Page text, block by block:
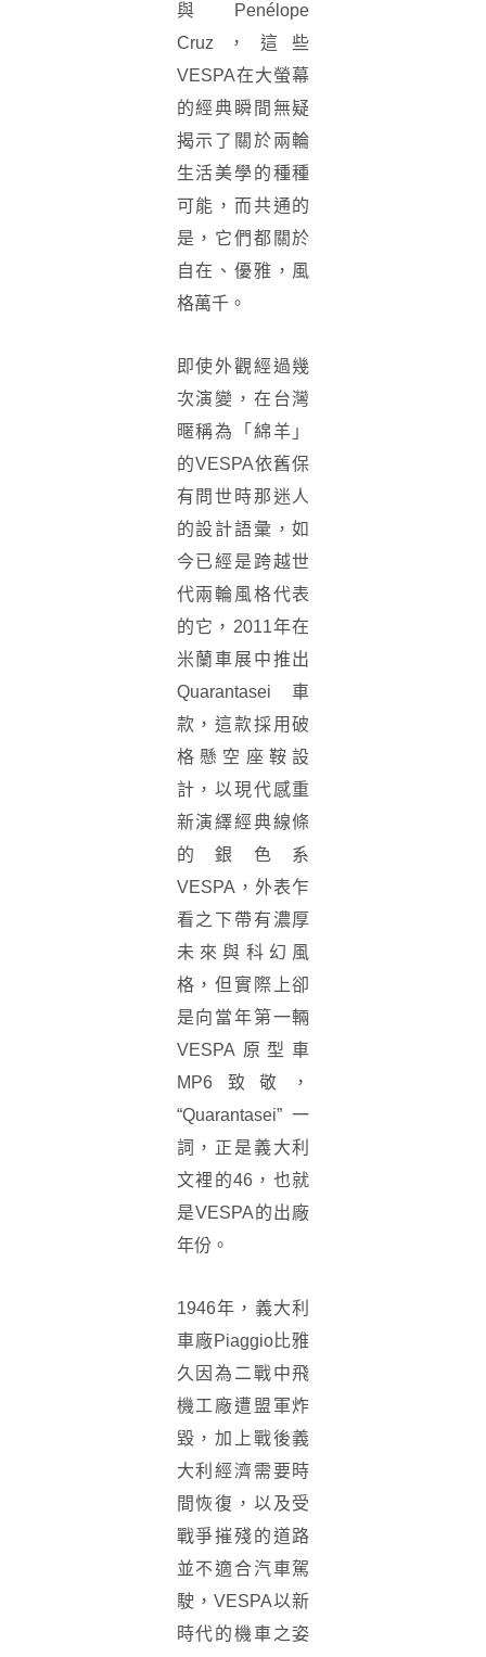
與 Penélope
Cruz，這些
VESPA在大螢幕
的經典瞬間無疑
揭示了關於兩輪
生活美學的種種
可能，而共通的
是，它們都關於
自在、優雅，風
格萬千。
即使外觀經過幾
次演變，在台灣
暱稱為「綿羊」
的VESPA依舊保
有問世時那迷人
的設計語彙，如
今已經是跨越世
代兩輪風格代表
的它，2011年在
米蘭車展中推出
Quarantasei車
款，這款採用破
格懸空座鞍設
計，以現代感重
新演繹經典線條
的銀色系
VESPA，外表乍
看之下帶有濃厚
未來與科幻風
格，但實際上卻
是向當年第一輛
VESPA原型車
MP6致敬，
“Quarantasei”一
詞，正是義大利
文裡的46，也就
是VESPA的出廠
年份。
1946年，義大利
車廠Piaggio比雅
久因為二戰中飛
機工廠遭盟軍炸
毀，加上戰後義
大利經濟需要時
間恢復，以及受
戰爭摧殘的道路
並不適合汽車駕
駛，VESPA以新
時代的機車之姿